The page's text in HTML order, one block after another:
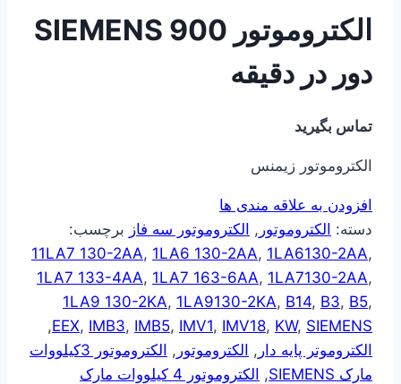
الکتروموتور SIEMENS 900
دور در دقیقه
تماس بگیرید
الکتروموتور زیمنس
افزودن به علاقه مندی ها
دسته: الکتروموتور , الکتروموتور سه فاز برچسب:
11LA7 130-2AA, 1LA6 130-2AA, 1LA6130-2AA,
1LA7 133-4AA, 1LA7 163-6AA, 1LA7130-2AA,
1LA9 130-2KA, 1LA9130-2KA, B14, B3, B5,
EEX, IMB3, IMB5, IMV1, IMV18, KW, SIEMENS
,
الکتروموتر پایه دار , الکتروموتور ,
الکتروموتور 3کیلووات
مارک SIEMENS
,
الکتروموتور 4 کیلووات مارک